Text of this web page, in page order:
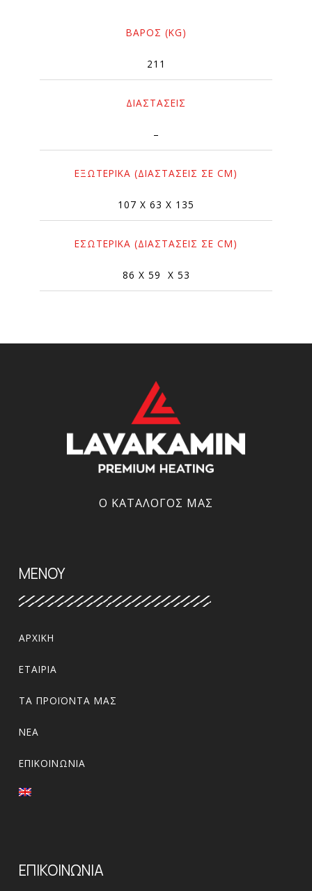
ΒΆΡΟΣ (KG)
211
ΔΙΑΣΤΆΣΕΙΣ
–
ΕΞΩΤΕΡΙΚΆ (ΔΙΑΣΤΆΣΕΙΣ ΣΕ CM)
107 X 63 X 135
ΕΣΩΤΕΡΙΚΆ (ΔΙΑΣΤΆΣΕΙΣ ΣΕ CM)
86 X 59 X 53
Ο ΚΑΤΆΛΟΓΌΣ ΜΑΣ
ΜΕΝΟΥ
ΑΡΧΙΚΉ
ΕΤΑΙΡΊΑ
ΤΑ ΠΡΟΪΌΝΤΑ ΜΑΣ
ΝΈΑ
ΕΠΙΚΟΙΝΩΝΊΑ
ΕΠΙΚΟΙΝΩΝΙΑ